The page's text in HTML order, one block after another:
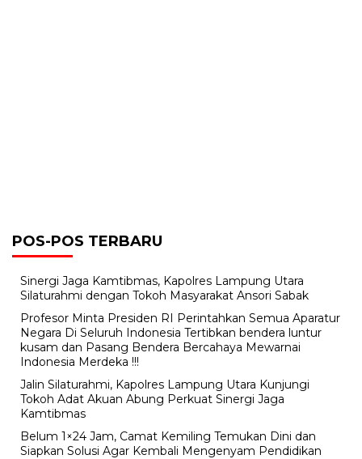
POS-POS TERBARU
Sinergi Jaga Kamtibmas, Kapolres Lampung Utara
Silaturahmi dengan Tokoh Masyarakat Ansori Sabak
Profesor Minta Presiden RI Perintahkan Semua Aparatur
Negara Di Seluruh Indonesia Tertibkan bendera luntur
kusam dan Pasang Bendera Bercahaya Mewarnai
Indonesia Merdeka !!!
Jalin Silaturahmi, Kapolres Lampung Utara Kunjungi
Tokoh Adat Akuan Abung Perkuat Sinergi Jaga
Kamtibmas
Belum 1×24 Jam, Camat Kemiling Temukan Dini dan
Siapkan Solusi Agar Kembali Mengenyam Pendidikan